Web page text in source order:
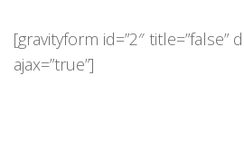
[gravityform id=”2″ title=”false”
ajax=”true”]